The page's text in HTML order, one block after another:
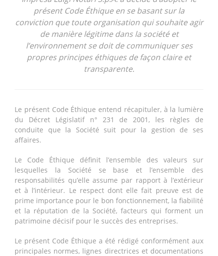
présent Code Éthique en se basant sur la
conviction que toute organisation qui souhaite agir
de manière légitime dans la société et
l’environnement se doit de communiquer ses
propres principes éthiques de façon claire et
transparente.
Le présent Code Éthique entend récapituler, à la lumière
du Décret Législatif n° 231 de 2001, les règles de
conduite que la Société suit pour la gestion de ses
affaires.
Le Code Éthique définit l’ensemble des valeurs sur
lesquelles la Société se base et l’ensemble des
responsabilités qu’elle assume par rapport à l’extérieur
et à l’intérieur. Le respect dont elle fait preuve est de
prime importance pour le bon fonctionnement, la fiabilité
et la réputation de la Société, facteurs qui forment un
patrimoine décisif pour le succès des entreprises.
Le présent Code Éthique a été rédigé conformément aux
principales normes, lignes directrices et documentations